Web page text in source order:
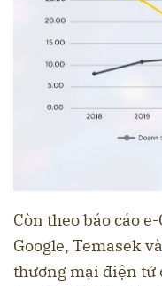
Còn theo báo cáo
Google, Temasek
thương mại điện tử